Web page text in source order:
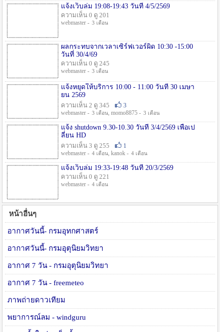
แจ้งเว็บล่ม 19:08-19:43 วันที่ 4/5/2569
ความเห็น 0 ดู 201
webmaster - 3 เดือน
ผลกระทบจากเวลาเซิร์ฟเวอร์ผิด 10:30 -15:00
วันที่ 30/4/69
ความเห็น 0 ดู 245
webmaster - 3 เดือน
แจ้งหยุดให้บริการ 10:00 - 11:00 วันที่ 30 เมษา
ยน 2569
ความเห็น 2 ดู 345
3
webmaster - 3 เดือน, momo8875 - 3 เดือน
แจ้ง shutdown 9.30-10.30 วันที่ 3/4/2569 เพื่อเป
ลี่ยน HD
ความเห็น 3 ดู 255
1
webmaster - 4 เดือน, kanok - 4 เดือน
แจ้งเว็บล่ม 19:33-19:48 วันที่ 20/3/2569
ความเห็น 0 ดู 221
webmaster - 4 เดือน
หน้าอื่นๆ
อากาศวันนี้- กรมอุทกศาสตร์
อากาศวันนี้- กรมอุตุนิยมวิทยา
อากาศ 7 วัน - กรมอุตุนิยมวิทยา
อากาศ 7 วัน - freemeteo
ภาพถ่ายดาวเทียม
พยาการณ์ลม - windguru